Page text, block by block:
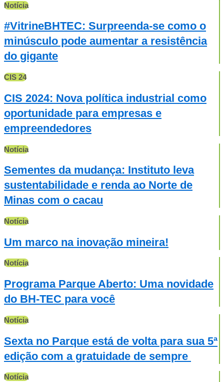
Notícia
#VitrineBHTEC: Surpreenda-se como o
minúsculo pode aumentar a resistência
do gigante
CIS 24
CIS 2024: Nova política industrial como
oportunidade para empresas e
empreendedores
Notícia
Sementes da mudança: Instituto leva
sustentabilidade e renda ao Norte de
Minas com o cacau
Notícia
Um marco na inovação mineira!
Notícia
Programa Parque Aberto: Uma novidade
do BH-TEC para você
Notícia
Sexta no Parque está de volta para sua 5ª
edição com a gratuidade de sempre
Notícia